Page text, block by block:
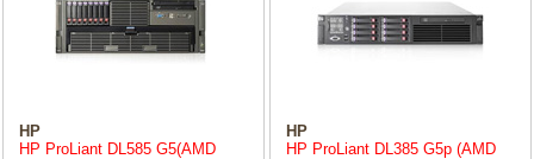
HP
HP ProLiant DL585 G5(AMD
HP
HP ProLiant DL385 G5p (AMD